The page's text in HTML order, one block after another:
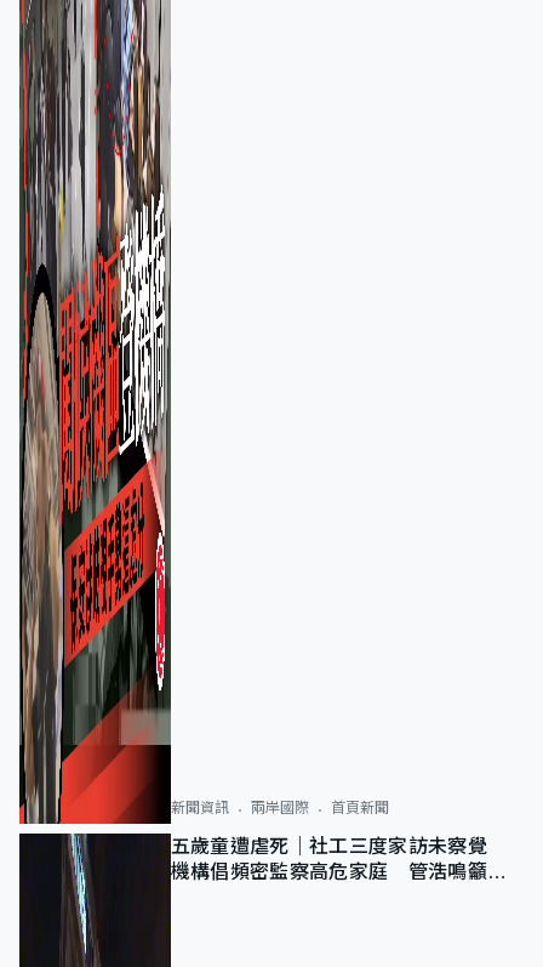
新聞資訊 兩岸國際 首頁新聞
五歲童遭虐死｜社工三度家訪未察覺
機構倡頻密監察高危家庭 管浩鳴籲加